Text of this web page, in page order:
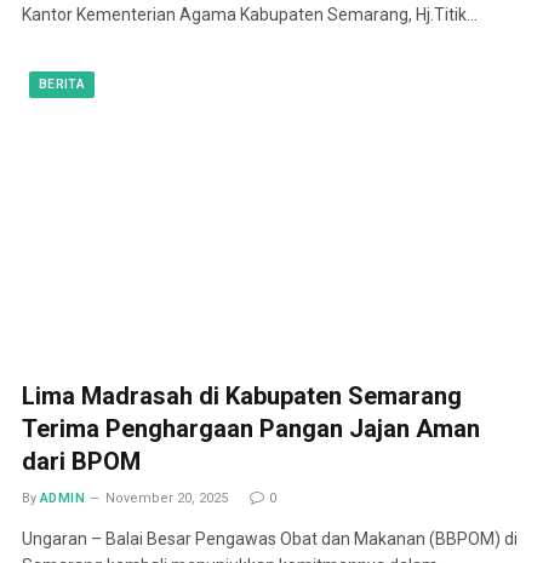
Kantor Kementerian Agama Kabupaten Semarang, Hj.Titik…
BERITA
Lima Madrasah di Kabupaten Semarang
Terima Penghargaan Pangan Jajan Aman
dari BPOM
By ADMIN November 20, 2025 0
Ungaran – Balai Besar Pengawas Obat dan Makanan (BBPOM) di